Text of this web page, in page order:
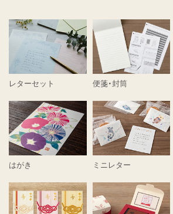
レターセット 便箋・封筒
はがき ミニレター